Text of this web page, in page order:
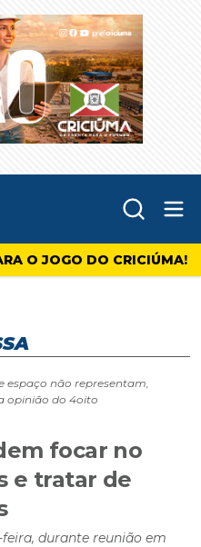
O JOGO DO CRICIÚMA!
espaço não representam,
opinião do 4oito
focar no
e tratar de
durante reunião em